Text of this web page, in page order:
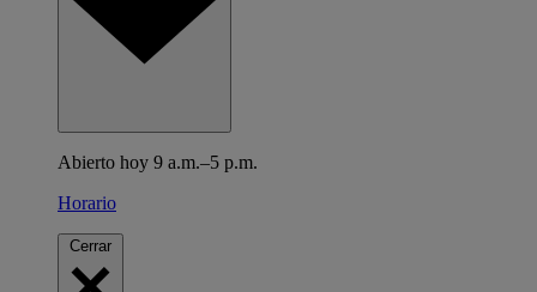
Abierto hoy 9 a.m.–5 p.m.
Horario
Cerrar